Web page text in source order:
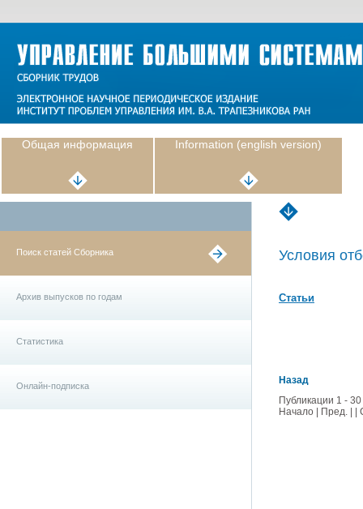
Общая информация Information (english version)
Поиск статей Сборника
Архив выпусков по годам
Статистика
Онлайн-подписка
Условия
Статьи
Назад
Публикации 1 -
Начало | Пред. | |